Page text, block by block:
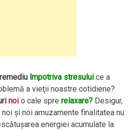
remediu împotriva stresului ce a
a vieţii noastre cotidiene?
noi o cale sprerelaxare? Desigur,
şi noi amuzamente finalitatea nu
energiei acumulate la